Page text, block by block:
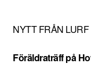
NYTT FRÅN LURF
Föräldraträff på